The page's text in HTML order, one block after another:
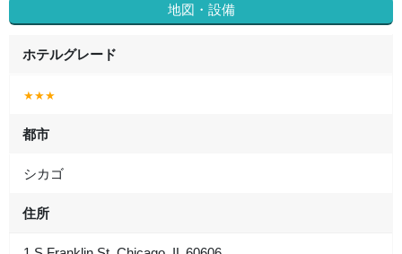
地図・設備
ホテルグレード
★★★
都市
シカゴ
住所